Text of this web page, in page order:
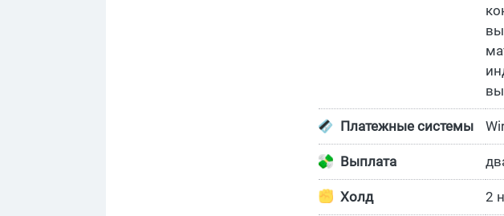
Платежные системы
Выплата
Холд 2